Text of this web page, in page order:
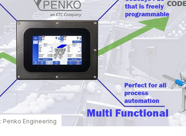
Penko Engineering